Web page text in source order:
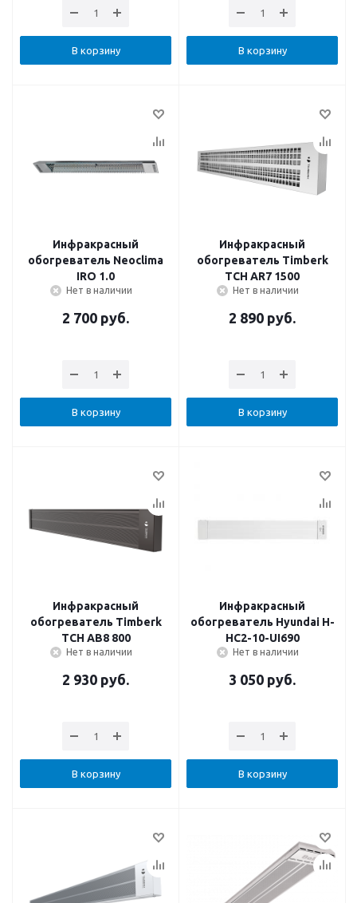
В корзину В корзину
Инфракрасный
обогреватель Neoclima
IRO 1.0
Нет в наличии
2 700 руб.
В корзину
Инфракрасный
обогреватель Timberk
TCH AR7 1500
Нет в наличии
2 890 руб.
В корзину
Инфракрасный
обогреватель Timberk
TCH AB8 800
Нет в наличии
2 930 руб.
В корзину
Инфракрасный
обогреватель Hyundai H-
HC2-10-UI690
Нет в наличии
3 050 руб.
В корзину